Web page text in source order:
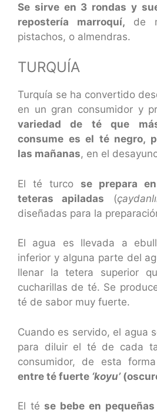
Se sirve en 3 rondas y
repostería marroquí, de
pistachos, o almendras.
TURQUÍA
Turquía se ha convertido
en un gran consumidor y
variedad de té que
consume es el té negro,
las mañanas, en el
El té turco se prepara
teteras apiladas (
diseñadas para la
El agua es llevada a
inferior y alguna parte del
llenar la tetera superior
cucharillas de té. Se
té de sabor muy fuerte.
Cuando es servido, el agua
para diluir el té de cada
consumidor, de esta
entre té fuerte ‘koyu’
El té se bebe en